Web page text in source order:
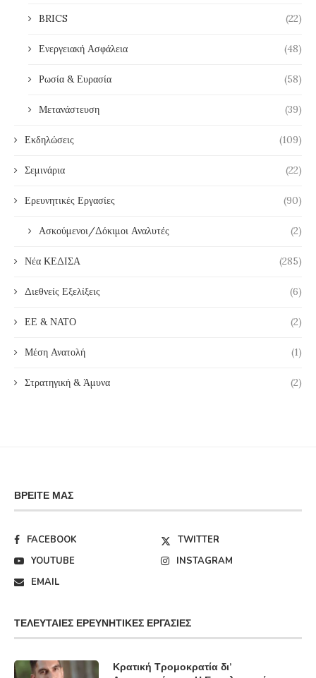
BRICS (22)
Ενεργειακή Ασφάλεια (48)
Ρωσία & Ευρασία (58)
Μετανάστευση (39)
Εκδηλώσεις (109)
Σεμινάρια (22)
Ερευνητικές Εργασίες (90)
Ασκούμενοι/Δόκιμοι Αναλυτές (2)
Νέα ΚΕΔΙΣΑ (285)
Διεθνείς Εξελίξεις (6)
ΕΕ & ΝΑΤΟ (2)
Μέση Ανατολή (1)
Στρατηγική & Άμυνα (2)
ΒΡΕΊΤΕ ΜΑΣ
FACEBOOK
TWITTER
YOUTUBE
INSTAGRAM
EMAIL
ΤΕΛΕΥΤΑΊΕΣ ΕΡΕΥΝΗΤΙΚΈΣ ΕΡΓΑΣΊΕΣ
Κρατική Τρομοκρατία δι’